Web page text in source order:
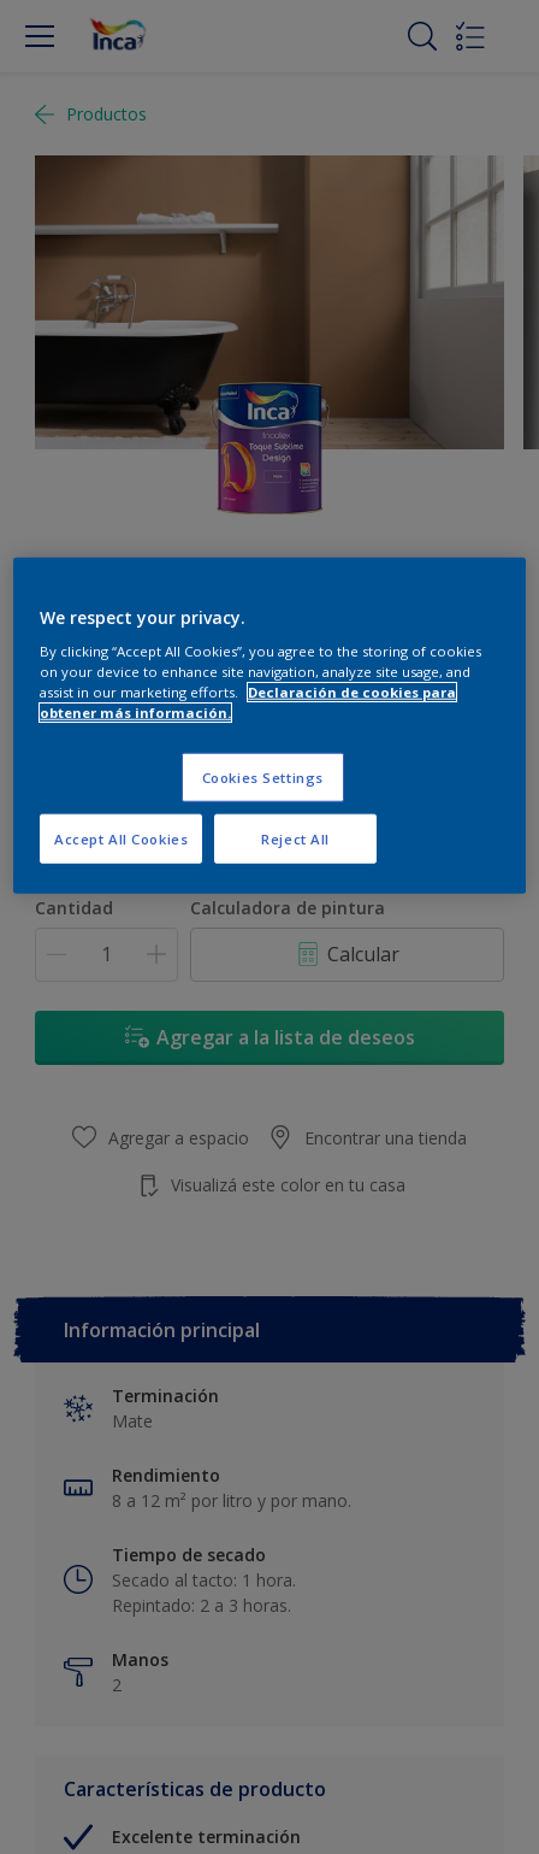
Productos
Calma Natural - 10YY 44/215
900 ML 3,6 L
Cantidad Calculadora de pintura
Calcular
Agregar a la lista de deseos
Agregar a espacio Encontrar una tienda
Visualizá este color en tu casa
Información principal
Terminación
Mate
Rendimiento
8 a 12 m² por litro y por mano.
Tiempo de secado
Secado al tacto: 1 hora.
Repintado: 2 a 3 horas.
Manos
2
Características de producto
Excelente terminación
We respect your privacy.
By clicking “Accept All Cookies”, you agree to the storing of cookies
on your device to enhance site navigation, analyze site usage, and
assist in our marketing efforts.
Declaración de cookies para
obtener más información.
Cookies Settings
Reject All
Accept All Cookies